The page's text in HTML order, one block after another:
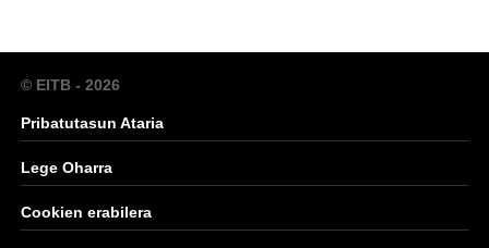
© EITB - 2026
Pribatutasun Ataria
Lege Oharra
Cookien erabilera